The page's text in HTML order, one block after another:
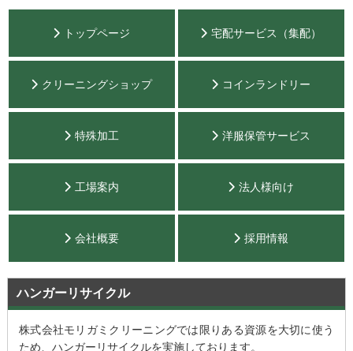
トップページ 宅配サービス（集配）
クリーニングショップ コインランドリー
特殊加工 洋服保管サービス
工場案内 法人様向け
会社概要 採用情報
ハンガーリサイクル
株式会社モリガミクリーニングでは限りある資源を大切に使う
ため、ハンガーリサイクルを実施しております。